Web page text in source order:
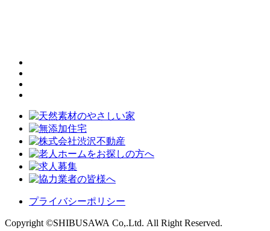
プライバシーポリシー
Copyright ©SHIBUSAWA Co,.Ltd. All Right Reserved.